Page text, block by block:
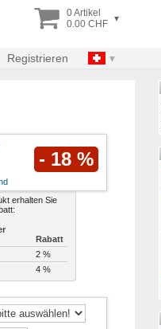
0 Artikel
0.00 CHF ▾
Registrieren
- 18 %
erhalten Sie
Rabatt
2 %
4 %